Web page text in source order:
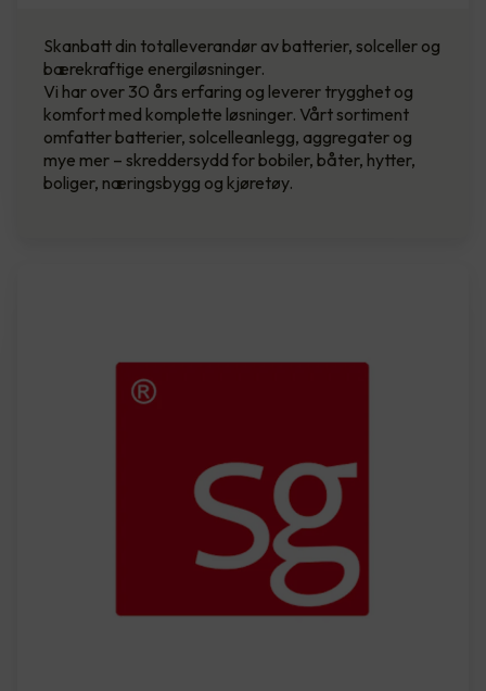
Skanbatt din totalleverandør av batterier, solceller og
bærekraftige energiløsninger.
Vi har over 30 års erfaring og leverer trygghet og
komfort med komplette løsninger. Vårt sortiment
omfatter batterier, solcelleanlegg, aggregater og
mye mer – skreddersydd for bobiler, båter, hytter,
boliger, næringsbygg og kjøretøy.